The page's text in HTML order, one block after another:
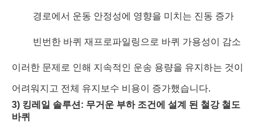
경로에서 운동 안정성에 영향을 미치는 진동 증가
빈번한 바퀴 재프로파일링으로 바퀴 가용성이 감소
이러한 문제로 인해 지속적인 운송 용량을 유지하는 것이
어려워지고 전체 유지보수 비용이 증가했습니다.
3) 킹레일 솔루션: 무거운 부하 조건에 설계 된 철강 철도
바퀴